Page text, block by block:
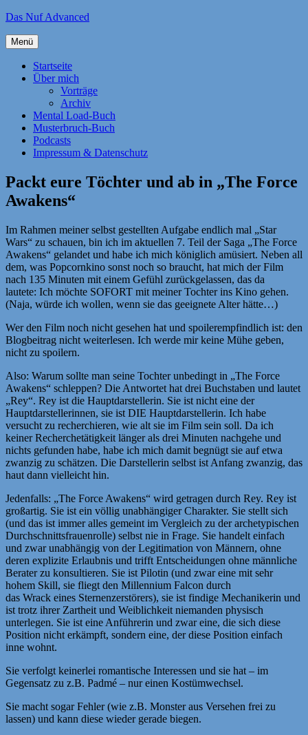
Zum
springen
Das Nuf Advanced
Menü
Startseite
Über mich
Vorträge
Archiv
Mental Load-Buch
Musterbruch-Buch
Podcasts
Impressum & Datenschutz
Packt eure Töchter und ab in „The Force
Awakens“
Im Rahmen meiner selbst gestellten Aufgabe endlich mal „Star
Wars“ zu schauen, bin ich im aktuellen 7. Teil der Saga „The Force
Awakens“ gelandet und habe ich mich königlich amüsiert. Neben all
dem, was Popcornkino sonst noch so braucht, hat mich der Film
nach 135 Minuten mit einem Gefühl zurückgelassen, das da
lautete: Ich möchte SOFORT mit meiner Tochter ins Kino gehen.
(Naja, würde ich wollen, wenn sie das geeignete Alter hätte…)
Wer den Film noch nicht gesehen hat und spoilerempfindlich ist: den
Blogbeitrag nicht weiterlesen. Ich werde mir keine Mühe geben,
nicht zu spoilern.
Also: Warum sollte man seine Tochter unbedingt in „The Force
Awakens“ schleppen? Die Antwortet hat drei Buchstaben und lautet
„Rey“. Rey ist die Hauptdarstellerin. Sie ist nicht eine der
Hauptdarstellerinnen, sie ist DIE Hauptdarstellerin. Ich habe
versucht zu recherchieren, wie alt sie im Film sein soll. Da ich
keiner Recherchetätigkeit länger als drei Minuten nachgehe und
nichts gefunden habe, habe ich mich damit begnügt sie auf etwa
zwanzig zu schätzen. Die Darstellerin selbst ist Anfang zwanzig, das
haut dann vielleicht hin.
Jedenfalls: „The Force Awakens“ wird getragen durch Rey. Rey ist
großartig. Sie ist ein völlig unabhängiger Charakter. Sie stellt sich
(und das ist immer alles gemeint im Vergleich zu der archetypischen
Durchschnittsfrauenrolle) selbst nie in Frage. Sie handelt einfach
und zwar unabhängig von der Legitimation von Männern, ohne
deren explizite Erlaubnis und trifft Entscheidungen ohne männliche
Berater zu konsultieren. Sie ist Pilotin (und zwar eine mit sehr
hohem Skill, sie fliegt den Millennium Falcon durch
das Wrack eines Sternenzerstörers), sie ist findige Mechanikerin und
ist trotz ihrer Zartheit und Weiblichkeit niemanden physisch
unterlegen. Sie ist eine Anführerin und zwar eine, die sich diese
Position nicht erkämpft, sondern eine, der diese Position einfach
inne wohnt.
Sie verfolgt keinerlei romantische Interessen und sie hat – im
Gegensatz zu z.B. Padmé – nur einen Kostümwechsel.
Sie macht sogar Fehler (wie z.B. Monster aus Versehen frei zu
lassen) und kann diese wieder gerade biegen.